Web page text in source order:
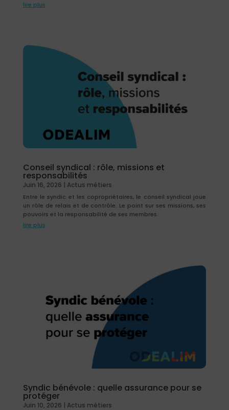
lire plus
Conseil syndical : rôle, missions et
responsabilités
Juin 16, 2026 | Actus métiers
Entre le syndic et les copropriétaires, le conseil syndical joue
un rôle de relais et de contrôle. Le point sur ses missions, ses
pouvoirs et la responsabilité de ses membres.
lire plus
Syndic bénévole : quelle assurance pour se
protéger
Juin 10, 2026 | Actus métiers